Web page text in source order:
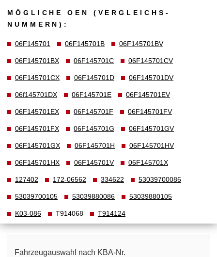
MÖGLICHE OEN (VERGLEICHS­
NUMMERN):
06F145701 06F145701B 06F145701BV
06F145701BX 06F145701C 06F145701CV
06F145701CX 06F145701D 06F145701DV
06f145701DX 06F145701E 06F145701EV
06F145701EX 06F145701F 06F145701FV
06F145701FX 06F145701G 06F145701GV
06F145701GX 06F145701H 06F145701HV
06F145701HX 06F145701V 06F145701X
127402 172-06562 334622 53039700086
53039700105 53039880086 53039880105
K03-086 T914068 T914124
Fahrzeugauswahl nach KBA-Nr.